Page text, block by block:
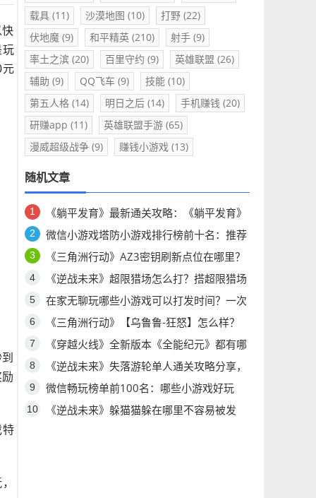
快
玩
元
特
载具(11) 沙漠地图 (10) 打野(22)
伏地魔(9) 和平精英(210) 射手(9)
率土之滨(20) 百里守约 (9) 英雄联盟 (26)
辅助 (9) QQ飞车(9) 技能(10)
第五人格(14) 明日之后(14) 手机赚钱 (20)
研赚app (11) 英雄联盟手游(65)
漫威超级战争(9) 赚钱小游戏(13)
随机文章
《躺平发育》最新通关攻略：《躺平发育》
你想问的问题都有答案！
微信小游戏塔防小游戏排行榜前十名：推荐
五款经典塔防小游戏，怎么玩都不腻！
《三角洲行动》AZ3密钥刷新点位在哪里？
《三角洲行动》AZ3密钥点位公布
《逆战未来》超限猎场怎么打？搭超限猎场
最强搭配推荐
在家无聊玩哪些小游戏可以打发时间？一次
分享六个耐玩微信小游戏！
《三角洲行动》【乌鲁鲁-狂怒】怎么样？
【乌鲁鲁-狂怒】干员研究有哪些技能？
《穿越火线》全新版本《全能纪元》都有哪
些更新？《穿越火线》怀旧版有哪些更新？
《逆战未来》失落游轮单人通关攻略分享，
《逆战未来》失落游轮单人怎么玩？
微信畅玩榜单前100名：哪些小游戏好玩
点？六款值得长期来玩的微信小游戏分享
《逆战未来》躲猫猫躲在哪里不容易被发